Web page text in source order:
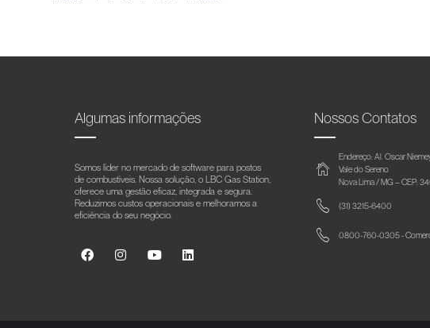
Algumas informações
Somos líder no mercado de software para postos
de combustíveis. Nossa solução, o LBC Gas Station,
oferece uma gestão eficaz, integrada e segura.
Reduzimos custos operacionais e melhoramos a
eficiência do seu negócio.
Nossos Contatos
Endereço: Al. Oscar
Vale do Sereno
Nova Lima / MG – CEP:
(31) 3215-6400
0800-760-0305 -